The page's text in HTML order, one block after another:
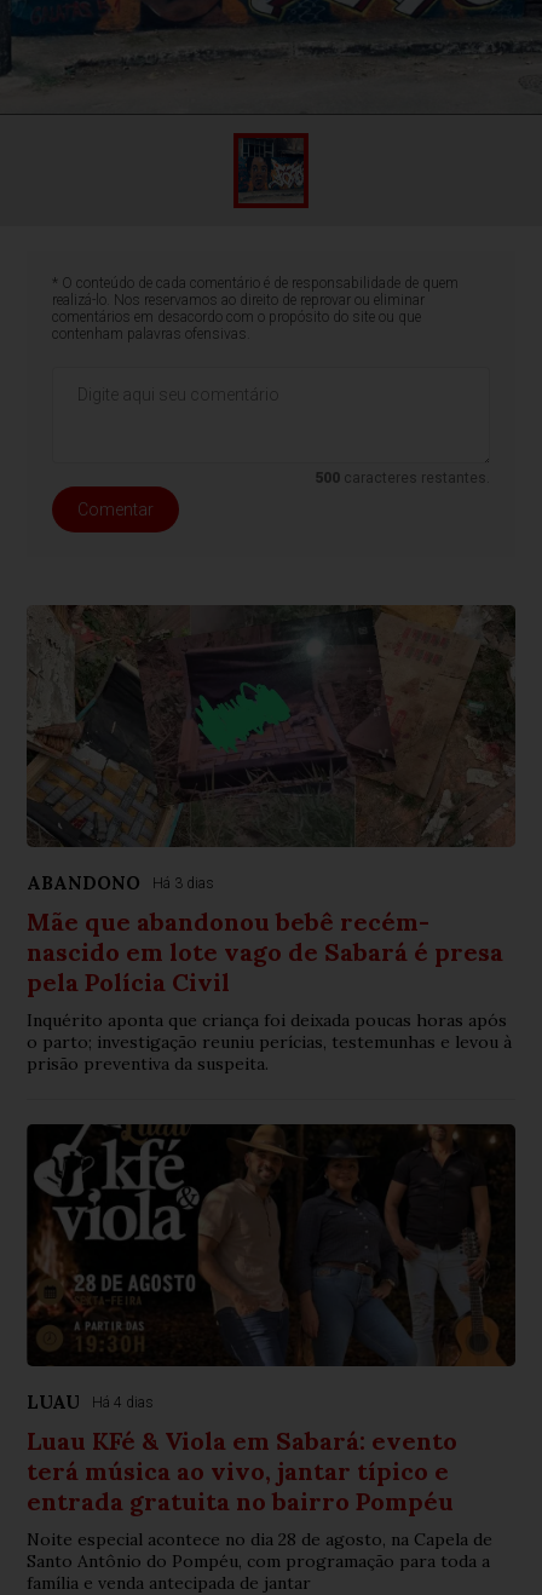
* O conteúdo de cada comentário é de responsabilidade de quem
realizá-lo. Nos reservamos ao direito de reprovar ou eliminar
comentários em desacordo com o propósito do site ou que
contenham palavras ofensivas.
500 caracteres restantes.
Comentar
ABANDONO Há 3 dias
Mãe que abandonou bebê recém-
nascido em lote vago de Sabará é presa
pela Polícia Civil
Inquérito aponta que criança foi deixada poucas horas após
o parto; investigação reuniu perícias, testemunhas e levou à
prisão preventiva da suspeita.
LUAU Há 4 dias
Luau KFé & Viola em Sabará: evento
terá música ao vivo, jantar típico e
entrada gratuita no bairro Pompéu
Noite especial acontece no dia 28 de agosto, na Capela de
Santo Antônio do Pompéu, com programação para toda a
família e venda antecipada de jantar